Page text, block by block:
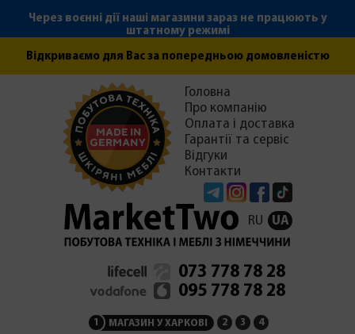
Через воєнні дії наші магазини зараз не працюють у
штатному режимі
Відкриваємо для Вас за попередньою домовленістю
TelegramInstagramFacebook
Головна
Про компанію
Оплата і доставка
Гарантії та сервіс
Відгуки
Контакти
RU UA
073 778 78 28
095 778 78 28
1 МАГАЗИН У ХАРКОВІ 2 МАГАЗИН НА
3 СЕРВІСНИЙ ЦЕНТР
4